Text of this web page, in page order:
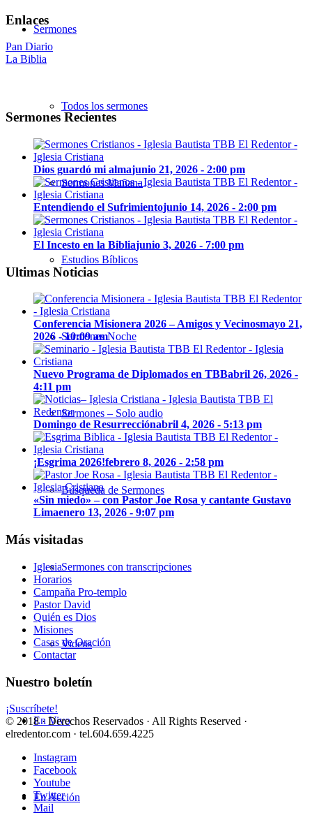
Sermones
Todos los sermones
Sermones Mañana
Estudios Bíblicos
Sermones Noche
Sermones – Solo audio
Búsqueda de Sermones
Sermones con transcripciones
Videos
En Vivo
En Acción
Enlaces
Pan Diario
La Biblia
Sermones Recientes
Dios guardó mi almajunio 21, 2026 - 2:00 pm
Entendiendo el Sufrimientojunio 14, 2026 - 2:00 pm
El Incesto en la Bibliajunio 3, 2026 - 7:00 pm
Ultimas Noticias
Conferencia Misionera 2026 – Amigos y Vecinosmayo 21,
2026 - 10:09 am
Nuevo Programa de Diplomados en TBBabril 26, 2026 -
4:11 pm
Domingo de Resurrecciónabril 4, 2026 - 5:13 pm
¡Esgrima 2026!febrero 8, 2026 - 2:58 pm
«Sin miedo» – con Pastor Joe Rosa y cantante Gustavo
Limaenero 13, 2026 - 9:07 pm
Más visitadas
Iglesia
Horarios
Campaña Pro-templo
Pastor David
Quién es Dios
Misiones
Casas de Oración
Contactar
Nuestro boletín
¡Suscríbete!
© 2018 · Derechos Reservados · All Rights Reserved ·
elredentor.com · tel.604.659.4225
Instagram
Facebook
Youtube
Twitter
Mail